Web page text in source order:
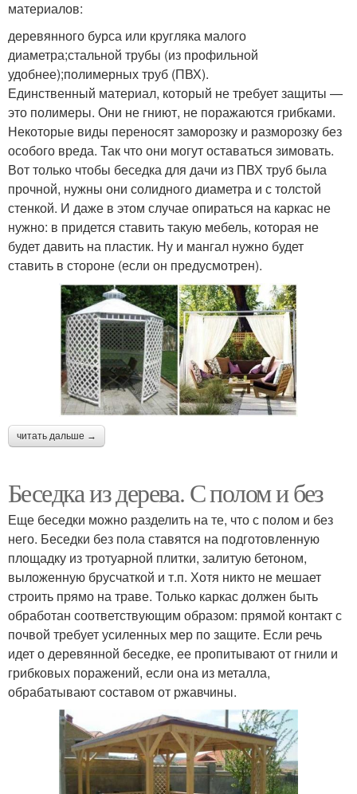
материалов:
деревянного бурса или кругляка малого
диаметра;стальной трубы (из профильной
удобнее);полимерных труб (ПВХ).
Единственный материал, который не требует защиты —
это полимеры. Они не гниют, не поражаются грибками.
Некоторые виды переносят заморозку и разморозку без
особого вреда. Так что они могут оставаться зимовать.
Вот только чтобы беседка для дачи из ПВХ труб была
прочной, нужны они солидного диаметра и с толстой
стенкой. И даже в этом случае опираться на каркас не
нужно: в придется ставить такую мебель, которая не
будет давить на пластик. Ну и мангал нужно будет
ставить в стороне (если он предусмотрен).
читать дальше →
Беседка из дерева. С полом и без
Еще беседки можно разделить на те, что с полом и без
него. Беседки без пола ставятся на подготовленную
площадку из тротуарной плитки, залитую бетоном,
выложенную брусчаткой и т.п. Хотя никто не мешает
строить прямо на траве. Только каркас должен быть
обработан соответствующим образом: прямой контакт с
почвой требует усиленных мер по защите. Если речь
идет о деревянной беседке, ее пропитывают от гнили и
грибковых поражений, если она из металла,
обрабатывают составом от ржавчины.